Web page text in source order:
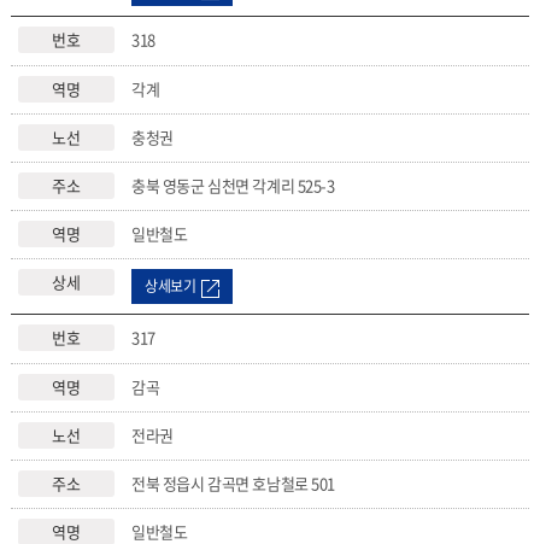
318
각계
충청권
충북 영동군 심천면 각계리 525-3
일반철도
상세보기
317
감곡
전라권
전북 정읍시 감곡면 호남철로 501
일반철도